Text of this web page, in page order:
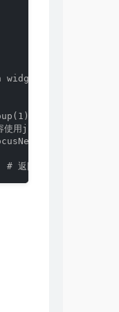
# 从response中提取
用json解析
# 提取内容
回一个迭代器